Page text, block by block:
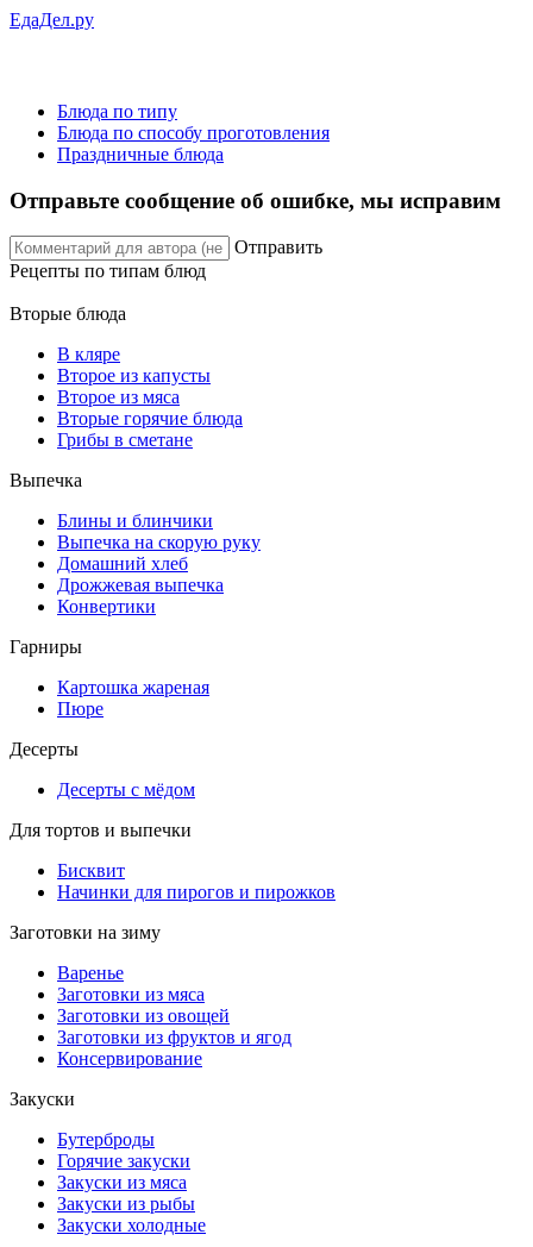
ЕдаДел.ру
Блюда по типу
Блюда по способу проготовления
Праздничные блюда
Отправьте сообщение об ошибке, мы исправим
Отправить
Рецепты по типам блюд
Вторые блюда
В кляре
Второе из капусты
Второе из мяса
Вторые горячие блюда
Грибы в сметане
Выпечка
Блины и блинчики
Выпечка на скорую руку
Домашний хлеб
Дрожжевая выпечка
Конвертики
Гарниры
Картошка жареная
Пюре
Десерты
Десерты с мёдом
Для тортов и выпечки
Бисквит
Начинки для пирогов и пирожков
Заготовки на зиму
Варенье
Заготовки из мяса
Заготовки из овощей
Заготовки из фруктов и ягод
Консервирование
Закуски
Бутерброды
Горячие закуски
Закуски из мяса
Закуски из рыбы
Закуски холодные